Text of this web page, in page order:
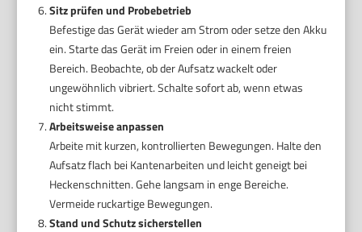
Sitz prüfen und Probebetrieb
Befestige das Gerät wieder am Strom oder setze den Akku
ein. Starte das Gerät im Freien oder in einem freien
Bereich. Beobachte, ob der Aufsatz wackelt oder
ungewöhnlich vibriert. Schalte sofort ab, wenn etwas
nicht stimmt.
Arbeitsweise anpassen
Arbeite mit kurzen, kontrollierten Bewegungen. Halte den
Aufsatz flach bei Kantenarbeiten und leicht geneigt bei
Heckenschnitten. Gehe langsam in enge Bereiche.
Vermeide ruckartige Bewegungen.
Stand und Schutz sicherstellen